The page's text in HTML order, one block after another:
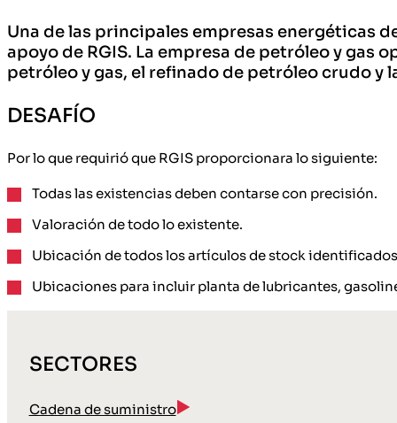
Una de las principales empresas energéticas
apoyo de RGIS. La empresa de petróleo y gas
petróleo y gas, el refinado de petróleo crudo
DESAFÍO
Por lo que requirió que RGIS proporcionara lo siguiente:
Todas las existencias deben contarse con precisión.
Valoración de todo lo existente.
Ubicación de todos los artículos de stock
Ubicaciones para incluir planta de lubricantes,
SECTORES
Cadena de suministro